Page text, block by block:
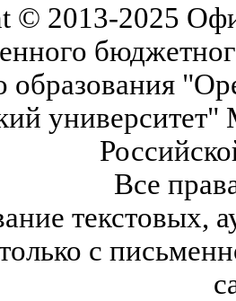
© 2013-2025
образования
университет"
Все
текстовых,
с